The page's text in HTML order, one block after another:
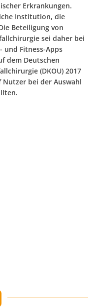
Erkrankungen.
Institution, die
Beteiligung von
sei daher bei
und Fitness-Apps
dem Deutschen
(DKOU) 2017
bei der Auswahl